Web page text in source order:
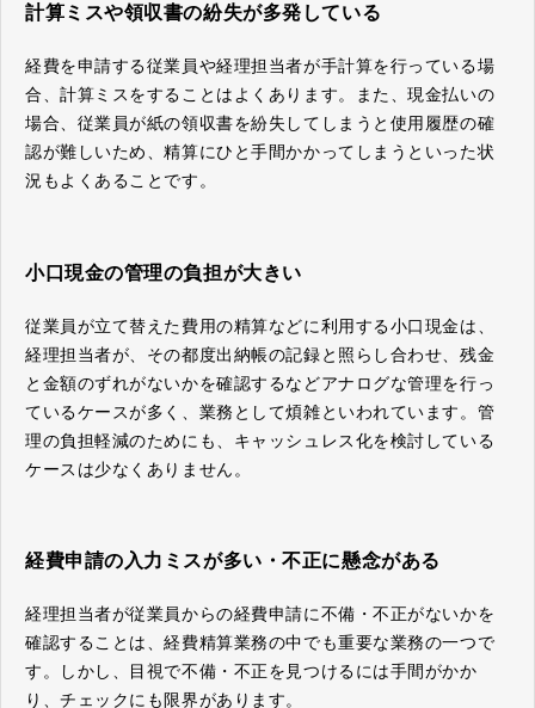
計算ミスや領収書の紛失が多発している
経費を申請する従業員や経理担当者が手計算を行っている場
合、計算ミスをすることはよくあります。また、現金払いの
場合、従業員が紙の領収書を紛失してしまうと使用履歴の確
認が難しいため、精算にひと手間かかってしまうといった状
況もよくあることです。
小口現金の管理の負担が大きい
従業員が立て替えた費用の精算などに利用する小口現金は、
経理担当者が、その都度出納帳の記録と照らし合わせ、残金
と金額のずれがないかを確認するなどアナログな管理を行っ
ているケースが多く、業務として煩雑といわれています。管
理の負担軽減のためにも、キャッシュレス化を検討している
ケースは少なくありません。
経費申請の入力ミスが多い・不正に懸念がある
経理担当者が従業員からの経費申請に不備・不正がないかを
確認することは、経費精算業務の中でも重要な業務の一つで
す。しかし、目視で不備・不正を見つけるには手間がかか
り、チェックにも限界があります。